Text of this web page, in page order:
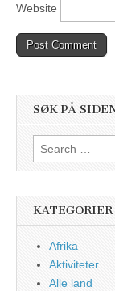
Website
SØK PÅ
Search
for:
KATEGORIER
Afrika
Aktiviteter
Alle land